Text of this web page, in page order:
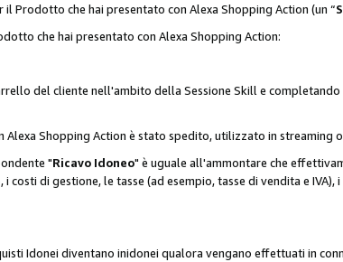
Prodotto che hai presentato con Alexa Shopping Action (un “
che hai presentato con Alexa Shopping Action:
del cliente nell'ambito della Sessione Skill e
Shopping Action è stato spedito, utilizzato in streaming
"Ricavo Idoneo" è uguale all'ammontare che
costi di gestione, le tasse (ad esempio, tasse di vendita e
Idonei diventano inidonei qualora vengano effettuati in